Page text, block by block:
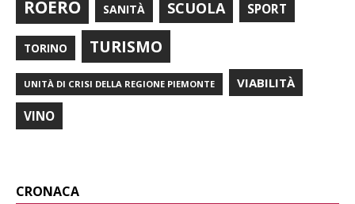
ROERO SANITÀ SCUOLA SPORT
TORINO TURISMO
UNITÀ DI CRISI DELLA REGIONE PIEMONTE VIABILITÀ
VINO
CRONACA